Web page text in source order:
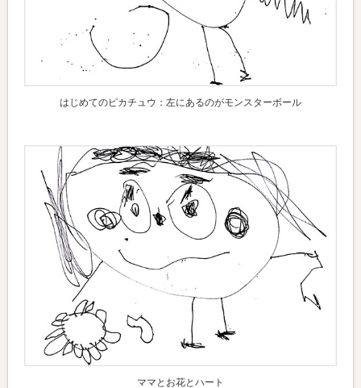
はじめてのピカチュウ：左にあるのがモンスターボール
ママとお花とハート